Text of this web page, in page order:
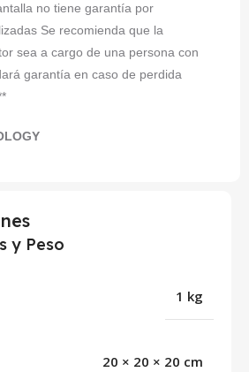
no tiene garantía por
Se recomienda que la
sea a cargo de una persona con
garantía en caso de perdida
y Peso
1 kg
20 × 20 × 20 cm